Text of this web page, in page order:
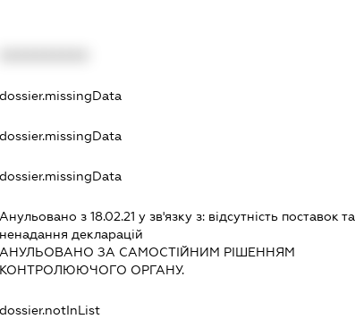
dossier.missingData
dossier.missingData
dossier.missingData
Анульовано з 18.02.21 у зв'язку з: вiдсутнiсть поставок та
ненадання декларацiй
АНУЛЬОВАНО ЗА САМОСТIЙНИМ РIШЕННЯМ
КОНТРОЛЮЮЧОГО ОРГАНУ.
dossier.notInList